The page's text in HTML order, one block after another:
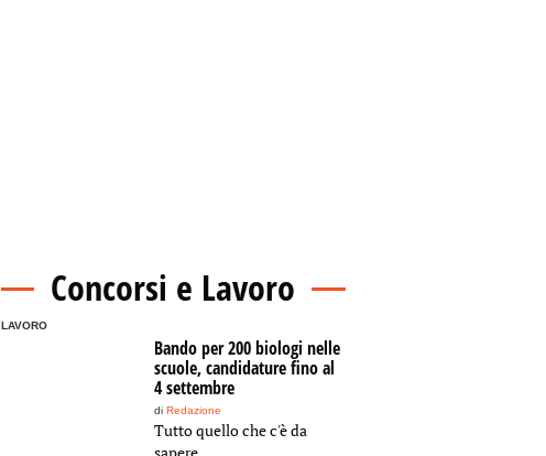
Concorsi e Lavoro
LAVORO
Bando per 200 biologi nelle
scuole, candidature fino al
4 settembre
di Redazione
Tutto quello che c'è da